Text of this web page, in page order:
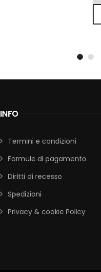
INFO
Termini e condizioni
Formule di pagamento
Diritti di recesso
Spedizioni
Privacy & cookie Policy